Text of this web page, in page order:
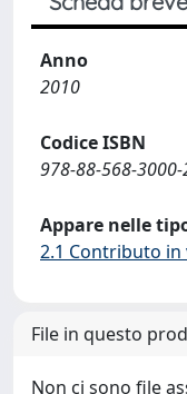
Anno
2010
Codice ISBN
978-88-568-3000-
Appare nelle
2.1 Contributo in
File in questo
Non ci sono file